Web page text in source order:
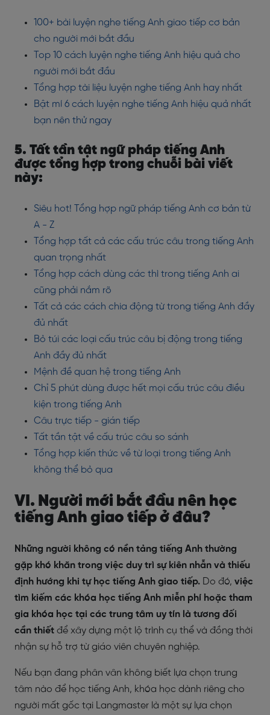
100+ bài luyện nghe tiếng Anh giao tiếp cơ bản
cho người mới bắt đầu
Top 10 cách luyện nghe tiếng Anh hiệu quả cho
người mới bắt đầu
Tổng hợp tài liệu luyện nghe tiếng Anh hay nhất
Bật mí 6 cách luyện nghe tiếng Anh hiệu quả nhất
bạn nên thử ngay
5. Tất tần tật ngữ pháp tiếng Anh
được tổng hợp trong chuỗi bài viết
này:
Siêu hot! Tổng hợp ngữ pháp tiếng Anh cơ bản từ
A - Z
Tổng hợp tất cả các cấu trúc câu trong tiếng Anh
quan trọng nhất
Tổng hợp cách dùng các thì trong tiếng Anh ai
cũng phải nắm rõ
Tất cả các cách chia động từ trong tiếng Anh đầy
đủ nhất
Bỏ túi các loại cấu trúc câu bị động trong tiếng
Anh đầy đủ nhất
Mệnh đề quan hệ trong tiếng Anh
Chỉ 5 phút dùng được hết mọi cấu trúc câu điều
kiện trong tiếng Anh
Câu trực tiếp - gián tiếp
Tất tần tật về cấu trúc câu so sánh
Tổng hợp kiến thức về từ loại trong tiếng Anh
không thể bỏ qua
VI. Người mới bắt đầu nên học
tiếng Anh giao tiếp ở đâu?
Những người không có nền tảng tiếng Anh thường
gặp khó khăn trong việc duy trì sự kiên nhẫn và thiếu
định hướng khi tự học tiếng Anh giao tiếp. Do đó, việc
tìm kiếm các khóa học tiếng Anh miễn phí hoặc tham
gia khóa học tại các trung tâm uy tín là tương đối
cần thiết để xây dựng một lộ trình cụ thể và đồng thời
nhận sự hỗ trợ từ giáo viên chuyên nghiệp.
Nếu bạn đang phân vân không biết lựa chọn trung
tâm nào để học tiếng Anh, khóa học dành riêng cho
người mất gốc tại Langmaster là một sự lựa chọn